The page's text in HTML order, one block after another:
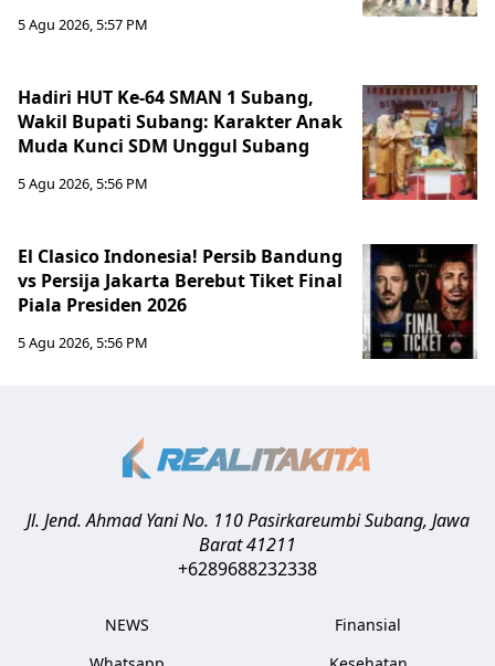
5 Agu 2026, 5:57 PM
Hadiri HUT Ke-64 SMAN 1 Subang,
Wakil Bupati Subang: Karakter Anak
Muda Kunci SDM Unggul Subang
5 Agu 2026, 5:56 PM
El Clasico Indonesia! Persib Bandung
vs Persija Jakarta Berebut Tiket Final
Piala Presiden 2026
5 Agu 2026, 5:56 PM
Jl. Jend. Ahmad Yani No. 110 Pasirkareumbi Subang, Jawa
Barat41211
+6289688232338
NEWS
Finansial